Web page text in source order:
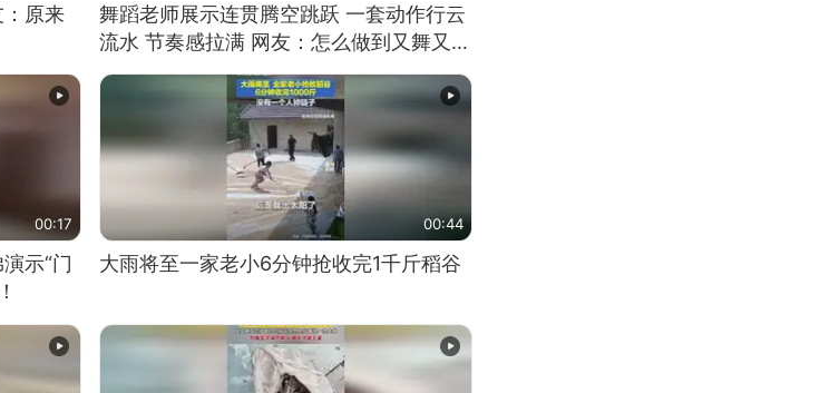
原来
舞蹈老师展示连贯腾空跳跃 一套动作行云
流水 节奏感拉满 网友：怎么做到又舞又武
的？
00:17
示“门
00:44
大雨将至一家老小6分钟抢收完1千斤稻谷